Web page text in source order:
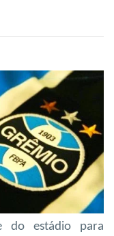
do estádio para